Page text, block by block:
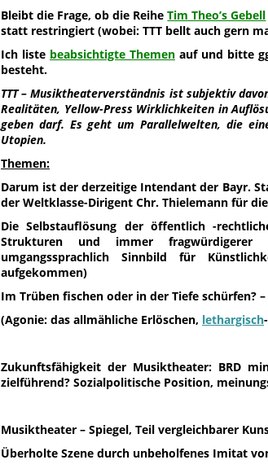
Bleibt die Frage, ob die ReiheTim Theo’s Gebell
statt restringiert (wobei: TTT bellt auch gern
Ich liste beabsichtigte Themen auf und bitte
besteht.
TTT – Musiktheaterverständnis ist subjektiv
Realitäten, Yellow-Press Wirklichkeiten in
geben darf. Es geht um Parallelwelten, die
Utopien.
Themen:
Darum ist der derzeitige Intendant der Bayr.
der Weltklasse-Dirigent Chr. Thielemann für
Die Selbstauflösung der öffentlich -
Strukturen und immer
umgangssprachlich Sinnbild für
aufgekommen)
Im Trüben fischen oder in der Tiefe schürfen?
(Agonie: das allmähliche Erlöschen, lethargisch
Zukunftsfähigkeit der Musiktheater: BRD
zielführend? Sozialpolitische Position,
Musiktheater – Spiegel, Teil vergleichbarer
Überholte Szene durch unbeholfenes Imitat